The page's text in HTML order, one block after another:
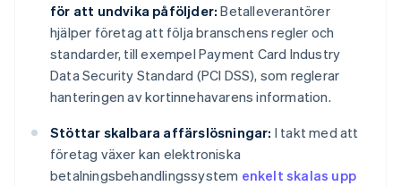
för att undvika påföljder: Betalleverantörer
hjälper företag att följa branschens regler och
standarder, till exempel Payment Card Industry
Data Security Standard (PCI DSS), som reglerar
hanteringen av kortinnehavarens information.
Stöttar skalbara affärslösningar: I takt med att
företag växer kan elektroniska
betalningsbehandlingssystem enkelt skalas upp